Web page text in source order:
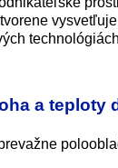
a teploty